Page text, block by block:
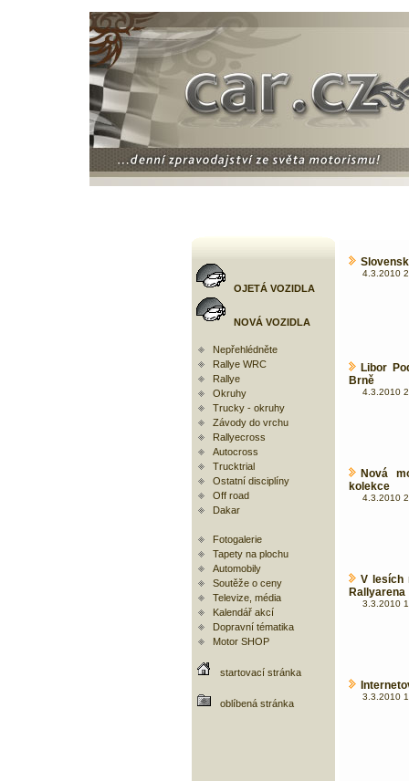
OJETÁ VOZIDLA
NOVÁ VOZIDLA
Nepřehlédněte
Rallye WRC
Rallye
Okruhy
Trucky - okruhy
Závody do vrchu
Rallyecross
Autocross
Trucktrial
Ostatní disciplíny
Off road
Dakar
Fotogalerie
Tapety na plochu
Automobily
Soutěže o ceny
Televize, média
Kalendář akcí
Dopravní tématika
Motor SHOP
startovací stránka
oblíbená stránka
4.3.2010
Libor
Brně
4.3.2010
Nová
kolekce
4.3.2010
V lesích
Rallyarena
3.3.2010
3.3.2010